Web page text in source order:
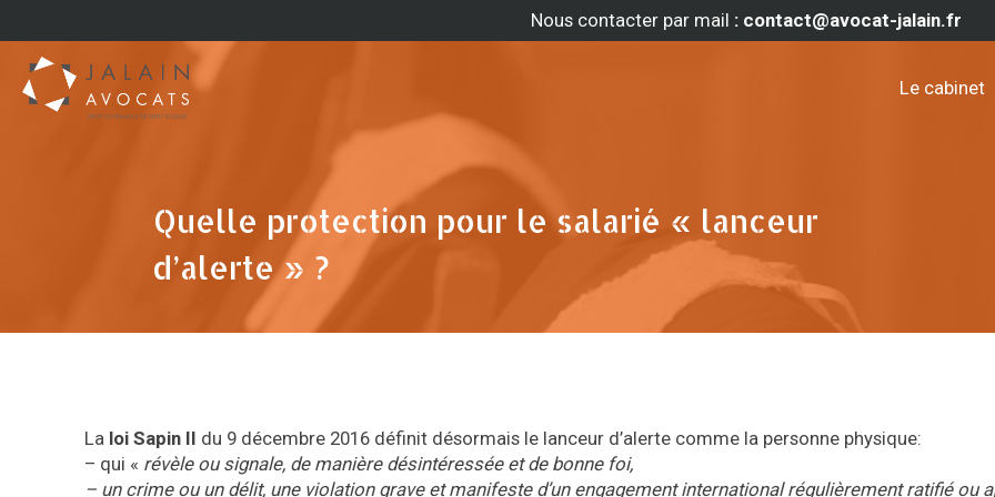
Nous contacter par mail : contact@avocat-jalain.fr
Le cabinet
Quelle protection pour le salarié « lanceur
d’alerte » ?
La loi Sapin II du 9 décembre 2016 définit désormais le lanceur d’alerte comme la personne physique:
– qui « révèle ou signale, de manière désintéressée et de bonne foi,
– un crime ou un délit, une violation grave et manifeste d’un engagement international régulièrement ratifié ou